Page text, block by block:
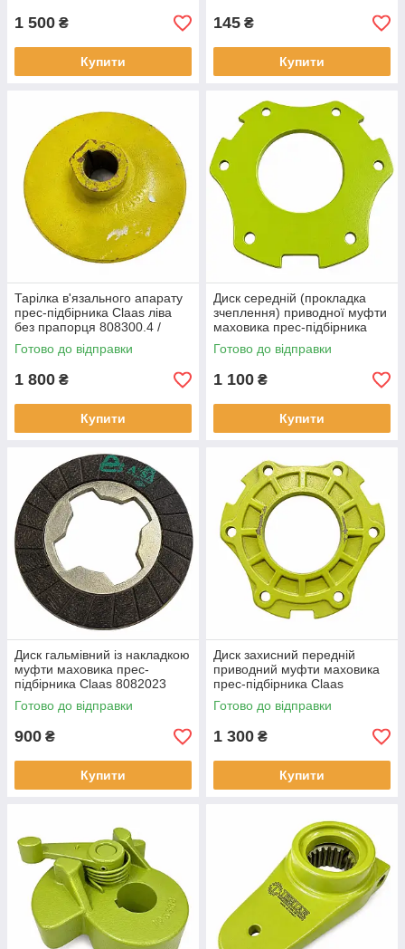
1 500 ₴
Купити
145 ₴
Купити
Тарілка в'язального апарату
прес-підбірника Claas ліва
без прапорця 808300.4 /
808300.01
Готово до відправки
1 800 ₴
Купити
Диск середній (прокладка
зчеплення) приводної муфти
маховика прес-підбірника
Claas 808203.2
Готово до відправки
1 100 ₴
Купити
Диск гальмівний із накладкою
муфти маховика прес-
підбірника Claas 8082023
Готово до відправки
900 ₴
Купити
Диск захисний передній
приводний муфти маховика
прес-підбірника Claas
808220.1
Готово до відправки
1 300 ₴
Купити